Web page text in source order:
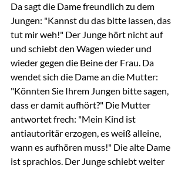
Da sagt die Dame freundlich zu dem
Jungen: "Kannst du das bitte lassen, das
tut mir weh!" Der Junge hört nicht auf
und schiebt den Wagen wieder und
wieder gegen die Beine der Frau. Da
wendet sich die Dame an die Mutter:
"Könnten Sie Ihrem Jungen bitte sagen,
dass er damit aufhört?" Die Mutter
antwortet frech: "Mein Kind ist
antiautoritär erzogen, es weiß alleine,
wann es aufhören muss!" Die alte Dame
ist sprachlos. Der Junge schiebt weiter